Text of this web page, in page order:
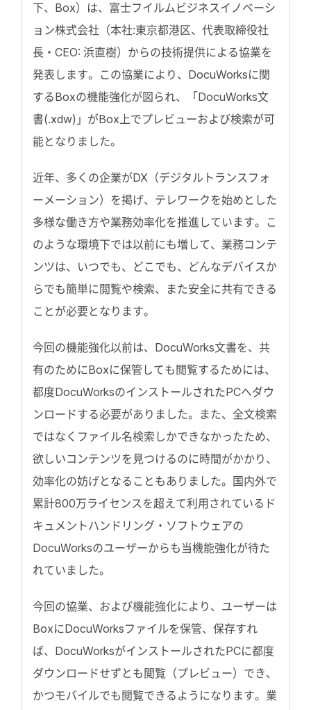
下、Box）は、富士フイルムビジネスイノベーシ
ョン株式会社（本社:東京都港区、代表取締役社
長・CEO: 浜直樹）からの技術提供による協業を
発表します。この協業により、DocuWorksに関
するBoxの機能強化が図られ、「DocuWorks文
書(.xdw)」がBox上でプレビューおよび検索が可
能となりました。
近年、多くの企業がDX（デジタルトランスフォ
ーメーション）を掲げ、テレワークを始めとした
多様な働き方や業務効率化を推進しています。こ
のような環境下では以前にも増して、業務コンテ
ンツは、いつでも、どこでも、どんなデバイスか
らでも簡単に閲覧や検索、また安全に共有できる
ことが必要となります。
今回の機能強化以前は、DocuWorks文書を、共
有のためにBoxに保管しても閲覧するためには、
都度DocuWorksのインストールされたPCへダウ
ンロードする必要がありました。また、全文検索
ではなくファイル名検索しかできなかったため、
欲しいコンテンツを見つけるのに時間がかかり、
効率化の妨げとなることもありました。国内外で
累計800万ライセンスを超えて利用されているド
キュメントハンドリング・ソフトウェアの
DocuWorksのユーザーからも当機能強化が待た
れていました。
今回の協業、および機能強化により、ユーザーは
BoxにDocuWorksファイルを保管、保存すれ
ば、DocuWorksがインストールされたPCに都度
ダウンロードせずとも閲覧（プレビュー）でき、
かつモバイルでも閲覧できるようになります。業